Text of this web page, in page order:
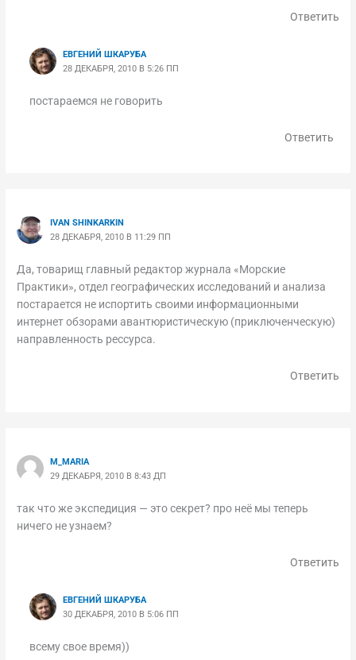
Ответить
ЕВГЕНИЙ ШКАРУБА
28 ДЕКАБРЯ, 2010 В 5:26 ПП
постараемся не говорить
Ответить
IVAN SHINKARKIN
28 ДЕКАБРЯ, 2010 В 11:29 ПП
Да, товарищ главный редактор журнала «Морские
Практики», отдел географических исследований и анализа
постарается не испортить своими информационными
интернет обзорами авантюристическую (приключенческую)
направленность рессурса.
Ответить
M_MARIA
29 ДЕКАБРЯ, 2010 В 8:43 ДП
так что же экспедиция — это секрет? про неё мы теперь
ничего не узнаем?
Ответить
ЕВГЕНИЙ ШКАРУБА
30 ДЕКАБРЯ, 2010 В 5:06 ПП
всему свое время))